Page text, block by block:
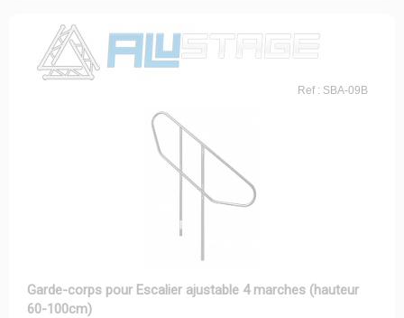
Ref : SBA-09B
Garde-corps pour Escalier ajustable 4 marches (hauteur
60-100cm)